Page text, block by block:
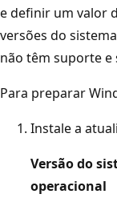
e definir um valor
versões do
não têm suporte e
Para preparar
Instale a
Versão do
operacional